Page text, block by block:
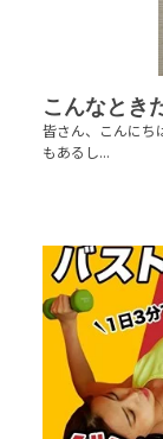
こんなとき
皆さん、こんにち
もあるし...